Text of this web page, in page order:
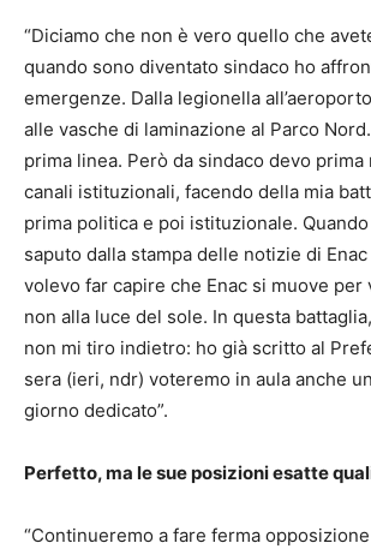
“Diciamo che non è vero quello che
quando sono diventato sindaco ho
emergenze. Dalla legionella
alle vasche di laminazione al Parco
prima linea. Però da sindaco devo prima
canali istituzionali, facendo della mia
prima politica e poi istituzionale.
saputo dalla stampa delle notizie di
volevo far capire che Enac si muove per
non alla luce del sole. In questa
non mi tiro indietro: ho già scritto al
sera (ieri, ndr) voteremo in aula anche
giorno dedicato”.
Perfetto, ma le sue posizioni esatte
“Continueremo a fare ferma